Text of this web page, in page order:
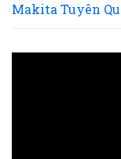
Makita Tuyên